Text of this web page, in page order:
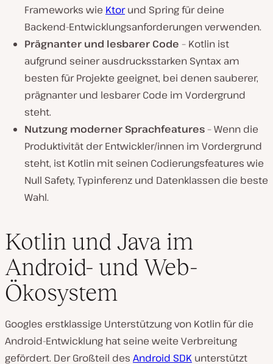
Frameworks wie Ktorund Spring für deine
Backend-Entwicklungsanforderungen verwenden.
Prägnanter und lesbarer Code – Kotlin ist
aufgrund seiner ausdrucksstarken Syntax am
besten für Projekte geeignet, bei denen sauberer,
prägnanter und lesbarer Code im Vordergrund
steht.
Nutzung moderner Sprachfeatures– Wenn die
Produktivität der Entwickler/innen im Vordergrund
steht, ist Kotlin mit seinen Codierungsfeatures wie
Null Safety, Typinferenz und Datenklassen die beste
Wahl.
Kotlin und Java im
Android- und Web-
Ökosystem
Googles erstklassige Unterstützung von Kotlin für die
Android-Entwicklung hat seine weite Verbreitung
gefördert. Der Großteil des Android SDK unterstützt